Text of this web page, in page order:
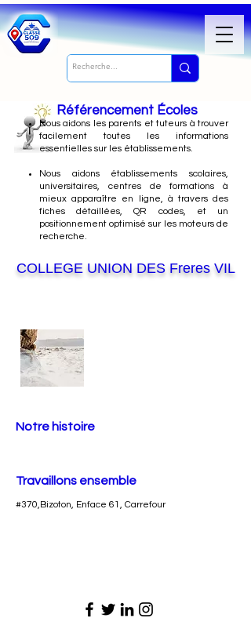
Référencement Écoles
Nousaidons les parents et tuteurs à trouver
facilement toutes les informations
essentielles sur les établissements.
Nous aidons établissements scolaires,
universitaires, centres de formations à
mieux apparaître en ligne, à travers des
fiches détaillées, QR codes, et un
positionnement optimisé sur les moteurs de
recherche.
COLLEGE UNION DES Freres VIL
Notre histoire
Travaillons ensemble
#370,Bizoton, Enface 61, Carrefour